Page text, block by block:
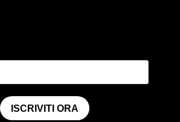
ISCRIVITI ORA